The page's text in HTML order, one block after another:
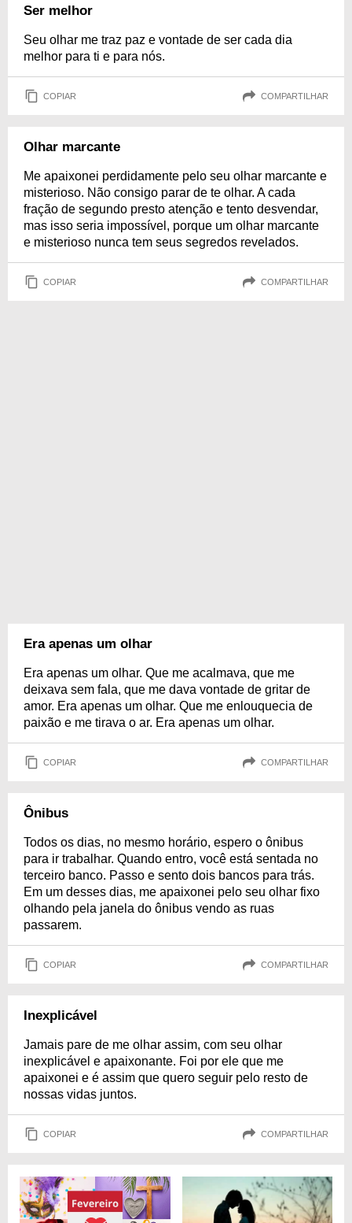
Ser melhor
Seu olhar me traz paz e vontade de ser cada dia
melhor para ti e para nós.
COPIAR COMPARTILHAR
Olhar marcante
Me apaixonei perdidamente pelo seu olhar marcante e
misterioso. Não consigo parar de te olhar. A cada
fração de segundo presto atenção e tento desvendar,
mas isso seria impossível, porque um olhar marcante
e misterioso nunca tem seus segredos revelados.
COPIAR COMPARTILHAR
Era apenas um olhar
Era apenas um olhar. Que me acalmava, que me
deixava sem fala, que me dava vontade de gritar de
amor. Era apenas um olhar. Que me enlouquecia de
paixão e me tirava o ar. Era apenas um olhar.
COPIAR COMPARTILHAR
Ônibus
Todos os dias, no mesmo horário, espero o ônibus
para ir trabalhar. Quando entro, você está sentada no
terceiro banco. Passo e sento dois bancos para trás.
Em um desses dias, me apaixonei pelo seu olhar fixo
olhando pela janela do ônibus vendo as ruas
passarem.
COPIAR COMPARTILHAR
Inexplicável
Jamais pare de me olhar assim, com seu olhar
inexplicável e apaixonante. Foi por ele que me
apaixonei e é assim que quero seguir pelo resto de
nossas vidas juntos.
COPIAR COMPARTILHAR